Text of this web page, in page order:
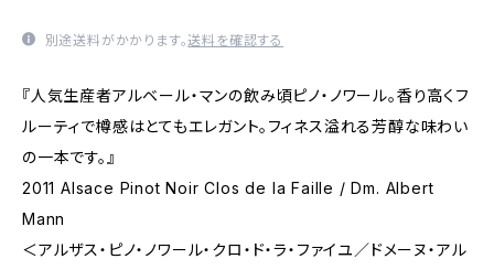
別途送料がかかります。送料を確認する
『人気生産者アルベール・マンの飲み頃ピノ・ノワール。香り高くフ
ルーティで樽感はとてもエレガント。フィネス溢れる芳醇な味わい
の一本です。』
2011 Alsace Pinot Noir Clos de la Faille / Dm. Albert
Mann
＜アルザス・ピノ・ノワール・クロ・ド・ラ・ファイユ／ドメーヌ・アル